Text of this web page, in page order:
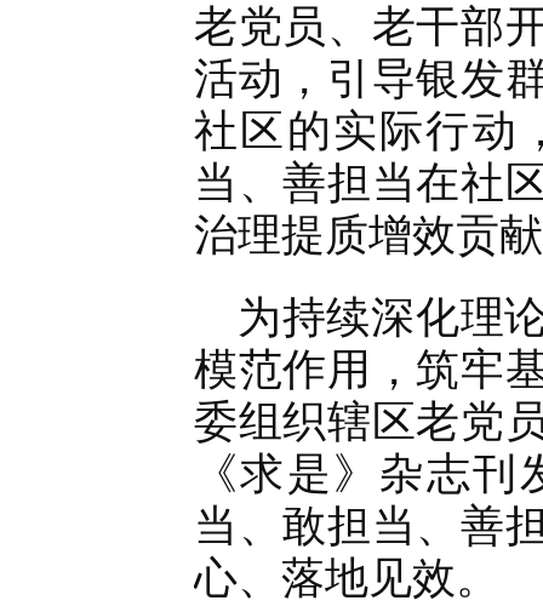
老党员、老干部
活动，引导银发
社区的实际行动
当、善担当在社
治理提质增效贡
为持续深化理
模范作用，筑牢
委组织辖区老党
《求是》杂志
当、敢担当、善
心、落地见效。